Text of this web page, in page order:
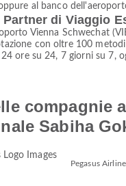
al banco
di Viaggio
Vienna Schwechat
con oltre 100
24 ore su 24, 7 giorni su 7,
compagnie
Sabiha
Pegasus